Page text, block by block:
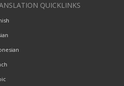
QUICKLINKS